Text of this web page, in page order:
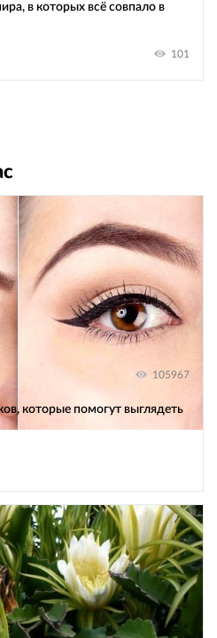
в которых всё совпало в
101
105967
которые помогут выглядеть